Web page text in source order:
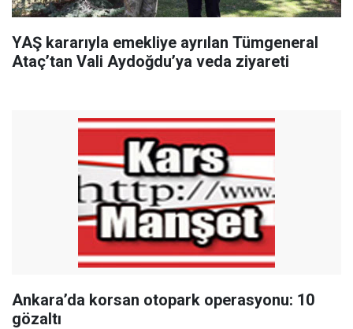
YAŞ kararıyla emekliye ayrılan Tümgeneral
Ataç’tan Vali Aydoğdu’ya veda ziyareti
Ankara’da korsan otopark operasyonu: 10
gözaltı